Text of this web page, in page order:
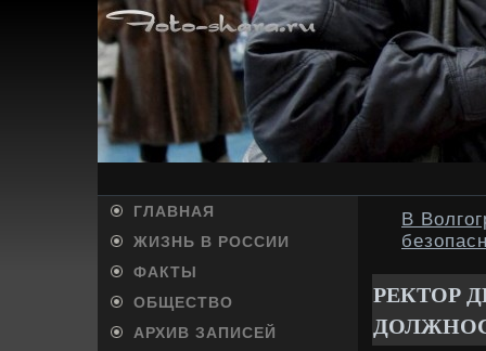
ГЛАВНАЯ
ЖИЗНЬ В РОССИИ
ФАКТЫ
ОБЩЕСТВО
АРХИВ ЗАПИСЕЙ
В
РЕКТОР